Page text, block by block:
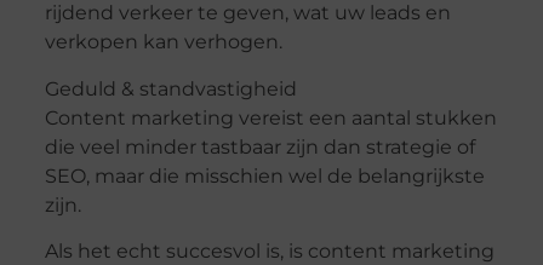
rijdend verkeer te geven, wat uw leads en
verkopen kan verhogen.
Geduld & standvastigheid
Content marketing vereist een aantal stukken
die veel minder tastbaar zijn dan strategie of
SEO, maar die misschien wel de belangrijkste
zijn.
Als het echt succesvol is, is content marketing